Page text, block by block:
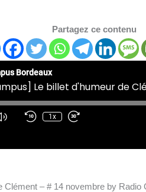
Partagez ce contenu
Bordeaux
Le billet d'humeur de
1x
Clément – # 14 novembre by Radio